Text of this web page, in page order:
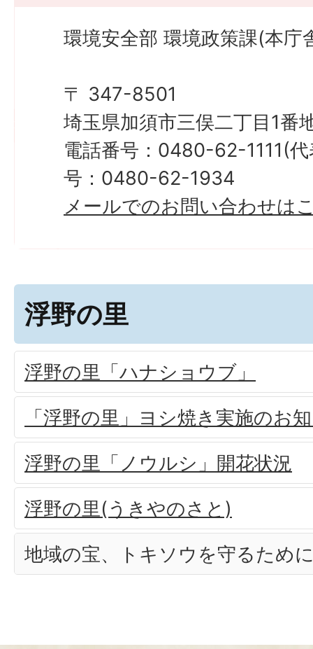
環境安全部 環境政策課(本庁
〒 347-8501
埼玉県加須市三俣二丁目1番
電話番号：0480-62-1111(
号：0480-62-1934
メールでのお問い合わせは
浮野の里
浮野の里「ハナショウブ」
「浮野の里」ヨシ焼き実施のお
浮野の里「ノウルシ」開花状況
浮野の里(うきやのさと)
地域の宝、トキソウを守るため